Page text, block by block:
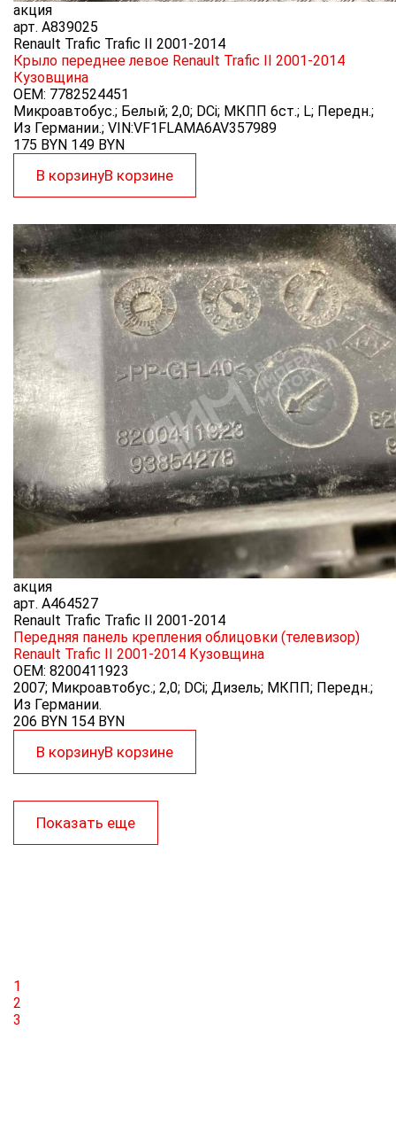
акция
арт. A839025
Renault Trafic Trafic II 2001-2014
Крыло переднее левое Renault Trafic II 2001-2014
Кузовщина
OEM: 7782524451
Микроавтобус.; Белый; 2,0; DCi; МКПП 6ст.; L; Передн.;
Из Германии.; VIN:VF1FLAMA6AV357989
175 BYN 149 BYN
В корзинуВ корзине
акция
арт. A464527
Renault Trafic Trafic II 2001-2014
Передняя панель крепления облицовки (телевизор)
Renault Trafic II 2001-2014 Кузовщина
OEM: 8200411923
2007; Микроавтобус.; 2,0; DCi; Дизель; МКПП; Передн.;
Из Германии.
206 BYN 154 BYN
В корзинуВ корзине
Показать еще
1
2
3